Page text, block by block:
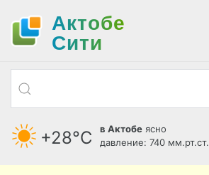
Актобе
Cити
+28°С в Актобе ясно
давление: 740 мм.рт.ст.